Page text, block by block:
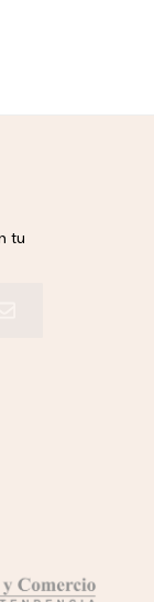
tu